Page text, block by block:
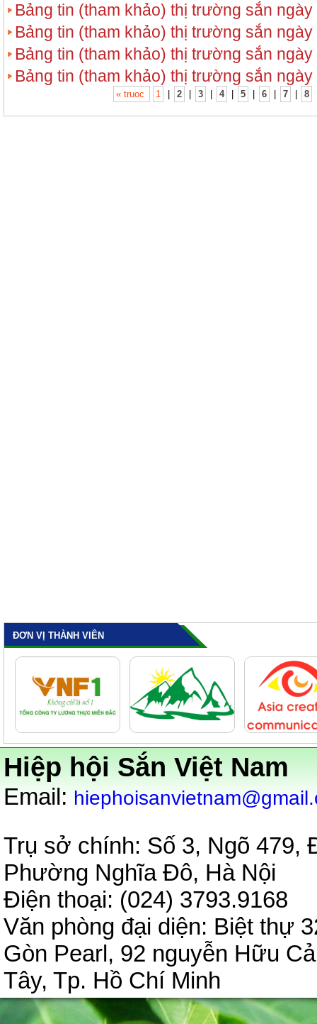
Bảng tin (tham khảo) thị trường sắn
Bảng tin (tham khảo) thị trường sắn
Bảng tin (tham khảo) thị trường sắn
Bảng tin (tham khảo) thị trường sắn
« truoc 1 2 3 4 5 6 7 8
ĐƠN VỊ THÀNH VIÊN
Hiệp hội Sắn Việt Nam
Email:
Trụ sở chính: Số 3, Ngõ 479,
Phường Nghĩa Đô, Hà Nội
Điện thoại: (024)
Văn phòng đại diện: Biệt thự
Gòn Pearl, 92 nguyễn Hữu
Tây, Tp. Hồ Chí Minh